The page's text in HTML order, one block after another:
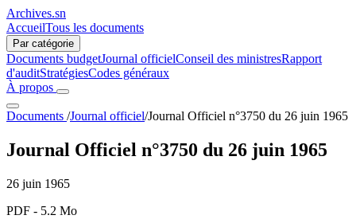
Archives.sn
AccueilTous les documents
Par catégorie
Documents budgetJournal officielConseil des ministresRapport
d'auditStratégiesCodes généraux
À propos
Documents /Journal officiel/Journal Officiel n°3750 du 26 juin 1965
Journal Officiel n°3750 du 26 juin 1965
26 juin 1965
PDF - 5.2 Mo